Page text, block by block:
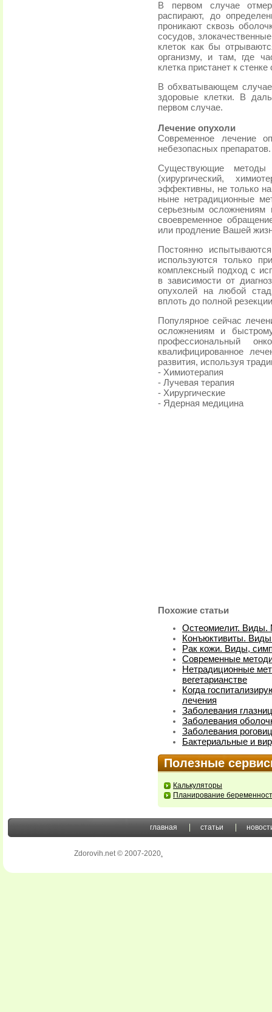
В первом случае
распирают, до
проникают сквозь
сосудов,
клеток как бы
организму, и там, где
клетка пристанет к
В обхватывающем
здоровые клетки. В
первом случае.
Лечение опухоли
Современное лечение
небезопасных препаратов.
Существующие методы
(хирургический,
эффективны, не только
ныне нетрадиционные
серьезным осложнениям
своевременное
или продление Вашей
Постоянно
используются только
комплексный подход с
в зависимости от
опухолей на любой
вплоть до полной
Популярное сейчас
осложнениям и
профессиональный
квалифицированное
развития, используя
- Химиотерапия
- Лучевая терапия
- Хирургические
- Ядерная медицина
Похожие статьи
Остеомиелит. Виды.
Конъюктивиты.
Рак кожи. Виды,
Современные
Нетрадиционные
вегетарианстве
Когда
лечения
Заболевания
Заболевания
Заболевания
Бактериальные и
Полезные
Калькуляторы
Планирование
главная статьи
Zdorovih.net © 2007-2020